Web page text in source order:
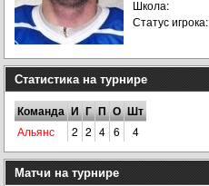
Школа:
Статус игрока:
Статистика на турнире
Команда И Г П О Шт
Альянс 2 2 4 6 4
Матчи на турнире